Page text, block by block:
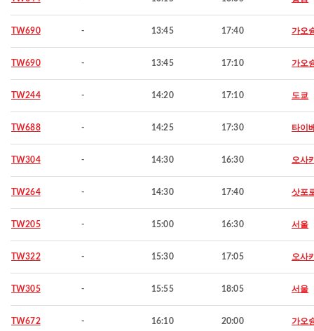
TW690 - 13:45 17:40 가오
TW690 - 13:45 17:10 가오
TW244 - 14:20 17:10 도쿄
TW688 - 14:25 17:30 타이
TW304 - 14:30 16:30 오사
TW264 - 14:30 17:40 삿포
TW205 - 15:00 16:30 서울
TW322 - 15:30 17:05 오사
TW305 - 15:55 18:05 서울
TW672 - 16:10 20:00 가오